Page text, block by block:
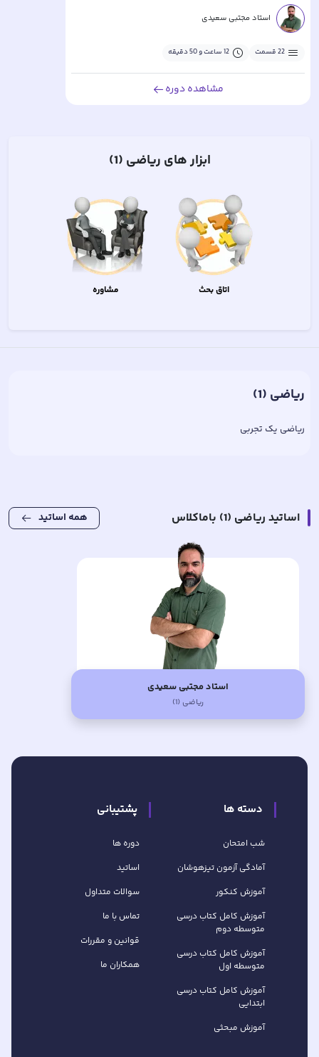
استاد مجتبی سعیدی
22قسمت 12 ساعت و 50 دقیقه
مشاهده دوره
ابزار های ریاضی (1)
اتاق بحث مشاوره
ریاضی (1)
ریاضی یک تجربی
اساتید ریاضی (1) باماکلاس همه اساتید
استاد مجتبی سعیدی
ریاضی (1)
دسته ها
شب امتحان
آمادگی آزمون تیزهوشان
آموزش کنکور
آموزش کامل کتاب‌ درسی
متوسطه دوم
آموزش کامل کتاب‌ درسی
متوسطه اول
آموزش کامل کتاب درسی
ابتدایی
آموزش مبحثی
پشتیبانی
دوره ها
اساتید
سوالات متداول
تماس با ما
قوانین و مقررات
همکاران ما